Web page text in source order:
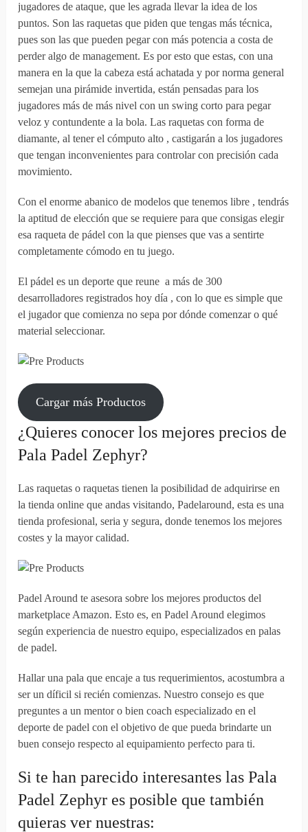
jugadores de ataque, que les agrada llevar la idea de los
puntos. Son las raquetas que piden que tengas más técnica,
pues son las que pueden pegar con más potencia a costa de
perder algo de management. Es por esto que estas, con una
manera en la que la cabeza está achatada y por norma general
semejan una pirámide invertida, están pensadas para los
jugadores más de más nivel con un swing corto para pegar
veloz y contundente a la bola. Las raquetas con forma de
diamante, al tener el cómputo alto , castigarán a los jugadores
que tengan inconvenientes para controlar con precisión cada
movimiento.
Con el enorme abanico de modelos que tenemos libre , tendrás
la aptitud de elección que se requiere para que consigas elegir
esa raqueta de pádel con la que pienses que vas a sentirte
completamente cómodo en tu juego.
El pádel es un deporte que reune a más de 300
desarrolladores registrados hoy día , con lo que es simple que
el jugador que comienza no sepa por dónde comenzar o qué
material seleccionar.
Cargar más Productos
¿Quieres conocer los mejores precios de
Pala Padel Zephyr?
Las raquetas o raquetas tienen la posibilidad de adquirirse en
la tienda online que andas visitando, Padelaround, esta es una
tienda profesional, seria y segura, donde tenemos los mejores
costes y la mayor calidad.
Padel Around te asesora sobre los mejores productos del
marketplace Amazon. Esto es, en Padel Around elegimos
según experiencia de nuestro equipo, especializados en palas
de padel.
Hallar una pala que encaje a tus requerimientos, acostumbra a
ser un díficil si recién comienzas. Nuestro consejo es que
preguntes a un mentor o bien coach especializado en el
deporte de padel con el objetivo de que pueda brindarte un
buen consejo respecto al equipamiento perfecto para ti.
Si te han parecido interesantes las Pala
Padel Zephyr es posible que también
quieras ver nuestras: